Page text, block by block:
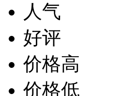
人气
好评
价格高
价格低